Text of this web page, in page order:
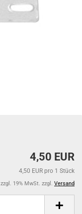
4,50 EUR
4,50 EUR pro 1 Stück
zzgl. 19% MwSt. zzgl. Versand